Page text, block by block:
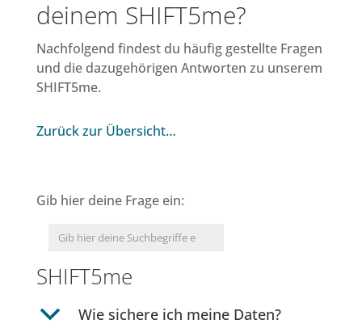
deinem SHIFT5me?
Nachfolgend findest du häufig gestellte Fragen
und die dazugehörigen Antworten zu unserem
SHIFT5me.
Zurück zur Übersicht…
Gib hier deine Frage ein:
SHIFT5me
b Wie sichere ich meine Daten?